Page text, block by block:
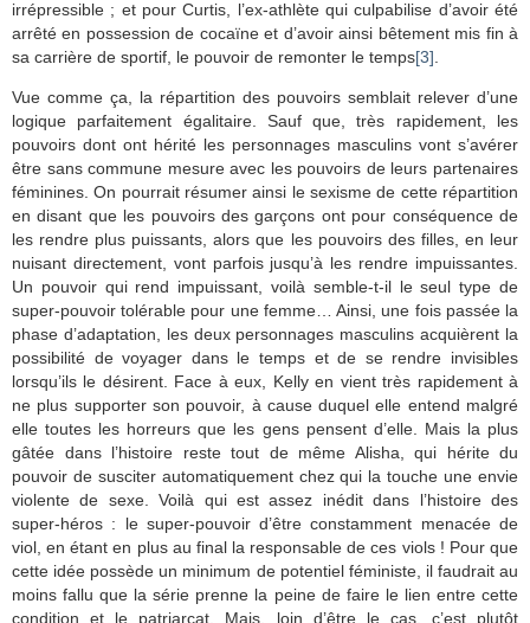
irrépressible ; et pour Curtis, l’ex-athlète qui culpabilise d’avoir été
arrêté en possession de cocaïne et d’avoir ainsi bêtement mis fin à
sa carrière de sportif, le pouvoir de remonter le temps[3].
Vue comme ça, la répartition des pouvoirs semblait relever d’une
logique parfaitement égalitaire. Sauf que, très rapidement, les
pouvoirs dont ont hérité les personnages masculins vont s’avérer
être sans commune mesure avec les pouvoirs de leurs partenaires
féminines. On pourrait résumer ainsi le sexisme de cette répartition
en disant que les pouvoirs des garçons ont pour conséquence de
les rendre plus puissants, alors que les pouvoirs des filles, en leur
nuisant directement, vont parfois jusqu’à les rendre impuissantes.
Un pouvoir qui rend impuissant, voilà semble-t-il le seul type de
super-pouvoir tolérable pour une femme… Ainsi, une fois passée la
phase d’adaptation, les deux personnages masculins acquièrent la
possibilité de voyager dans le temps et de se rendre invisibles
lorsqu’ils le désirent. Face à eux, Kelly en vient très rapidement à
ne plus supporter son pouvoir, à cause duquel elle entend malgré
elle toutes les horreurs que les gens pensent d’elle. Mais la plus
gâtée dans l’histoire reste tout de même Alisha, qui hérite du
pouvoir de susciter automatiquement chez qui la touche une envie
violente de sexe. Voilà qui est assez inédit dans l’histoire des
super-héros : le super-pouvoir d’être constamment menacée de
viol, en étant en plus au final la responsable de ces viols ! Pour que
cette idée possède un minimum de potentiel féministe, il faudrait au
moins fallu que la série prenne la peine de faire le lien entre cette
condition et le patriarcat. Mais, loin d’être le cas, c’est plutôt